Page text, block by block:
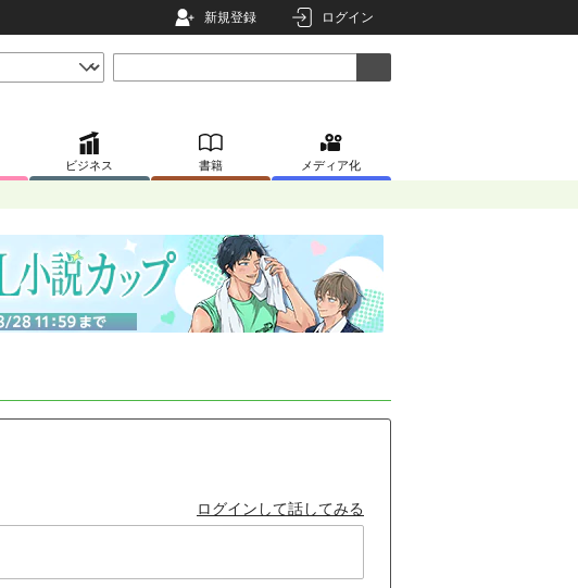
新規登録 ログイン
ビジネス 書籍 メディア化
ログインして話してみる